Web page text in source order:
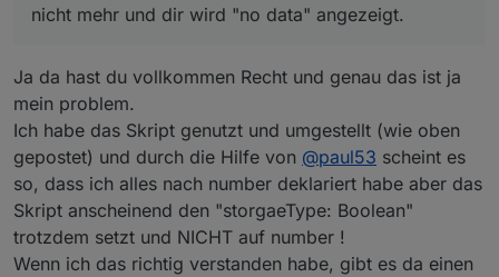
nicht mehr und dir wird "no data" angezeigt.
Ja da hast du vollkommen Recht und genau das ist ja
mein problem.
Ich habe das Skript genutzt und umgestellt (wie oben
gepostet) und durch die Hilfe von @paul53 scheint es
so, dass ich alles nach number deklariert habe aber das
Skript anscheinend den "storgaeType: Boolean"
trotzdem setzt und NICHT auf number !
Wenn ich das richtig verstanden habe, gibt es da einen